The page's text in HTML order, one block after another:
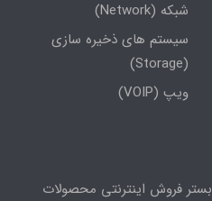
شبکه (Network)
سیستم های ذخیره سازی
(Storage)
ویپ (VOIP)
بستر فروش اینترنتی محصولات